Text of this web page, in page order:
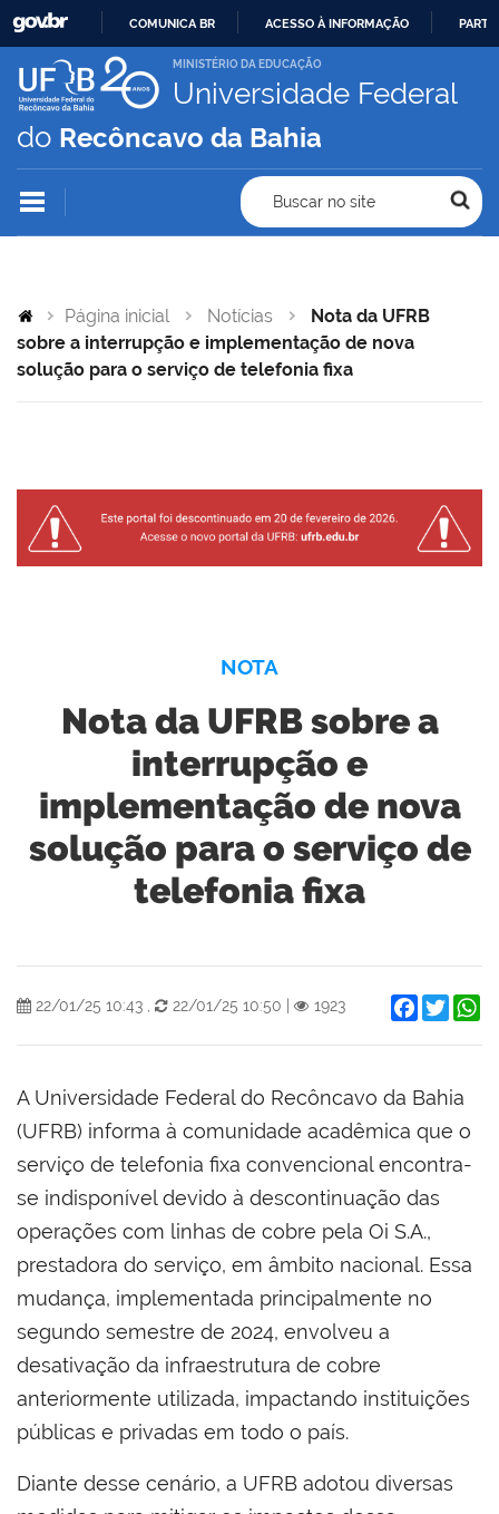
IR
PARA
CONTEÚDO
COMUNICA BR ACESSO À INFORMAÇÃO
MINISTÉRIO DA EDUCAÇÃO
Universidade Federal
do Recôncavo da Bahia
Buscar no site
Página inicial Notícias
Nota da UFRB
sobre a interrupção e implementação de nova
solução para o serviço de telefonia fixa
NOTA
Nota da UFRB sobre a
interrupção e
implementação de nova
solução para o serviço de
telefonia fixa
22/01/25 10:43 , 22/01/25 10:50 1923 Facebook
Twitter
A Universidade Federal do Recôncavo da Bahia
(UFRB) informa à comunidade acadêmica que o
serviço de telefonia fixa convencional encontra-
se indisponível devido à descontinuação das
operações com linhas de cobre pela Oi S.A.,
prestadora do serviço, em âmbito nacional. Essa
mudança, implementada principalmente no
segundo semestre de 2024, envolveu a
desativação da infraestrutura de cobre
anteriormente utilizada, impactando instituições
públicas e privadas em todo o país.
Diante desse cenário, a UFRB adotou diversas